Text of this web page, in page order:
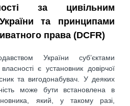
за цивільним
та принципами
права (DCFR)
України суб’єктами
є установник довірчої
та вигодонабувач. У деяких
може бути встановлена в
який, у такому разі,